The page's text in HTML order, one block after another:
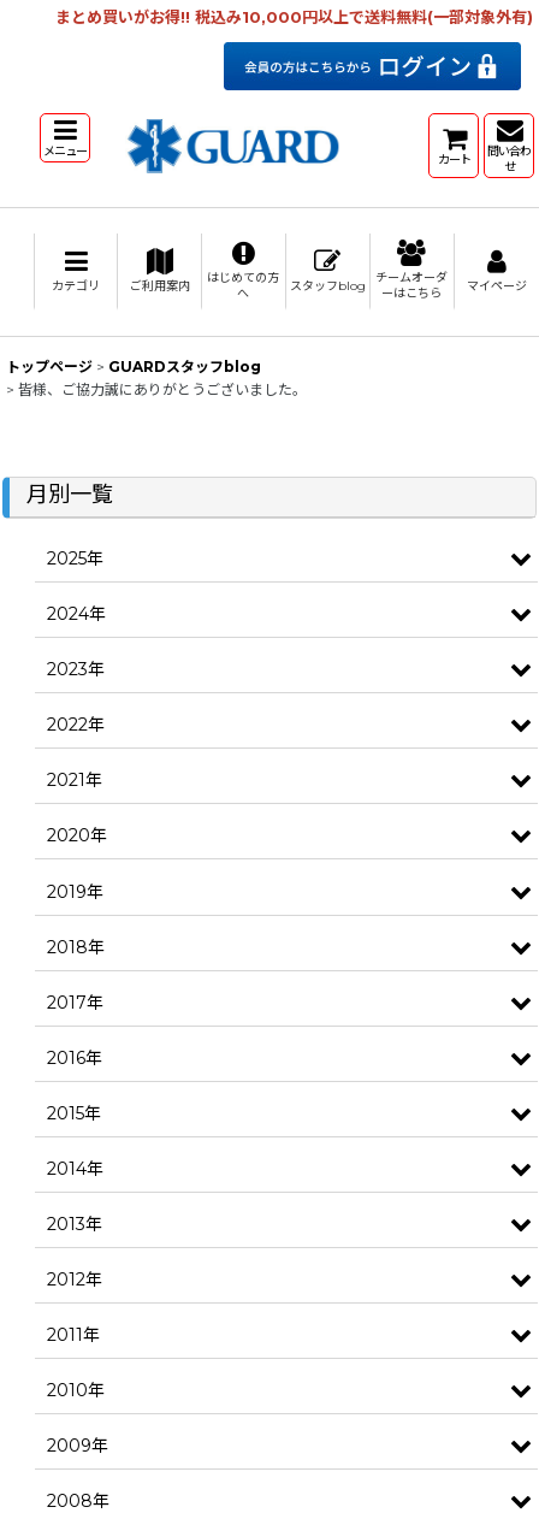
まとめ買いがお得!! 税込み10,000円以上で送料無料(一部対象外有)
メニュー カート
問い合わ
せ
カテゴリ ご利用案内
はじめての方
へ
スタッフblog
チームオーダ
ーはこちら
マイページ
トップページ > GUARDスタッフblog
> 皆様、ご協力誠にありがとうございました。
月別一覧
2025年
2024年
2023年
2022年
2021年
2020年
2019年
2018年
2017年
2016年
2015年
2014年
2013年
2012年
2011年
2010年
2009年
2008年